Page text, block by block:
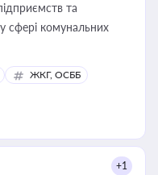
та
сфері комунальних
ЖКГ, ОСББ
+1